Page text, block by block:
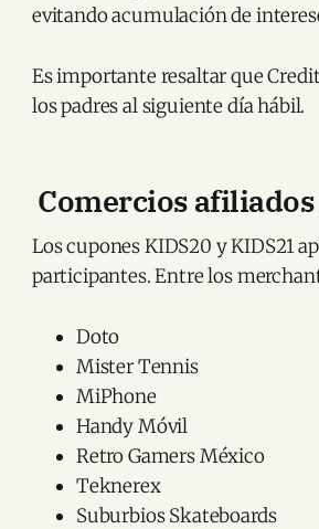
evitando acumulación de
Es importante resaltar que
los padres al siguiente día hábil.
Comercios
Los cupones KIDS20 y KIDS21
participantes. Entre los
Doto
Mister Tennis
MiPhone
Handy Móvil
Retro Gamers México
Teknerex
Suburbios Skateboards